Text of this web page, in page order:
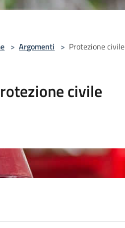
> Argomenti > Protezione civile
civile